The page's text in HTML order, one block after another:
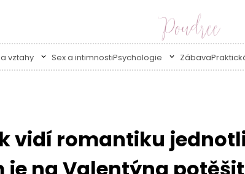
vztahy Sex a intimnostiPsychologie Zábava
vidí romantiku